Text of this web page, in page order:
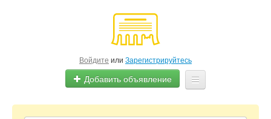
Войдите или Зарегистрируйтесь
Добавить объявление